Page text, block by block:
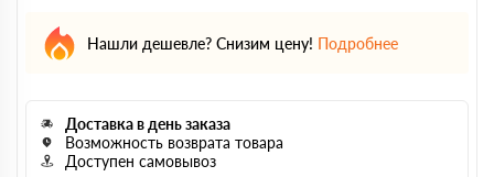
Нашли дешевле? Снизим цену! Подробнее
Доставка в день заказа
Возможность возврата товара
Доступен самовывоз